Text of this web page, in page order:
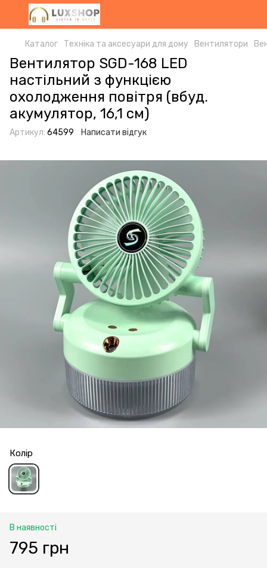
Каталог Техніка та аксесуари для дому Вентилятори
Вентилятор SGD-168 LED
настільний з функцією
охолодження повітря (вбуд.
акумулятор, 16,1 см)
Артикул: 64599 Написати відгук
Колір
В наявності
795 грн